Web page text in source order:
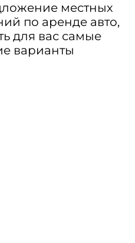
местных
по аренде авто,
для вас самые
варианты